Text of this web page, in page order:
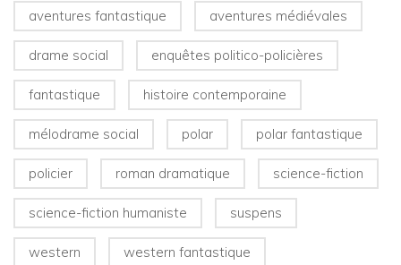
aventures fantastique aventures médiévales
drame social enquêtes politico-policières
fantastique histoire contemporaine
mélodrame social polar polar fantastique
policier roman dramatique science-fiction
science-fiction humaniste suspens
western western fantastique